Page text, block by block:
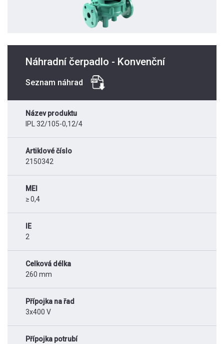
Náhradní čerpadlo - Konvenční
Seznam náhrad
Název produktu
IPL 32/105-0,12/4
Artiklové číslo
2150342
MEI
≥ 0,4
IE
2
Celková délka
260 mm
Přípojka na řad
3x400 V
Přípojka potrubí